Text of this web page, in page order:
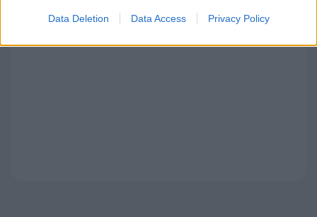
Data Deletion Data Access Privacy Policy